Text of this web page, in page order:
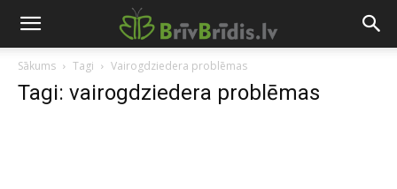
Sākums Tagi Vairogdziedera problēmas
Tagi: vairogdziedera problēmas